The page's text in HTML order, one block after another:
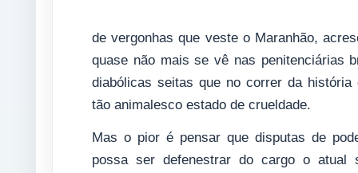
de vergonhas que veste o Maranhão,
quase não mais se vê nas penitenciárias
diabólicas seitas que no correr da
tão animalesco estado de crueldade.
Mas o pior é pensar que disputas de
possa ser defenestrar do cargo o atual